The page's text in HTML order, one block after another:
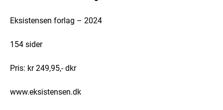
Eksistensen forlag – 2024
154 sider
Pris: kr 249,95,- dkr
www.eksistensen.dk